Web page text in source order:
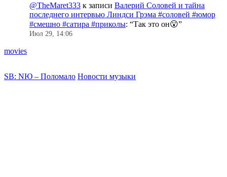
@TheMaret333 к записи Валерий Соловей и тайна
последнего интервью Линдси Грэма #соловей #юмор
#смешно #сатира #приколы: “Так это он😮”
Июл 29, 14:06
movies
SB: NЮ – Поломало Новости музыки